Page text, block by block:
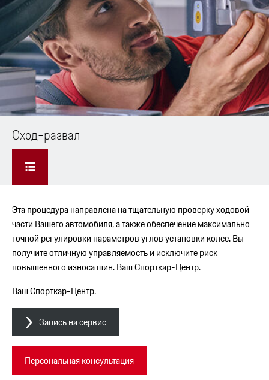
Cход-развал
Эта процедура направлена на тщательную проверку ходовой
части Вашего автомобиля, а также обеспечение максимально
точной регулировки параметров углов установки колес. Вы
получите отличную управляемость и исключите риск
повышенного износа шин. Ваш Спорткар-Центр.
Ваш Спорткар-Центр.
Запись на сервис
Персональная консультация